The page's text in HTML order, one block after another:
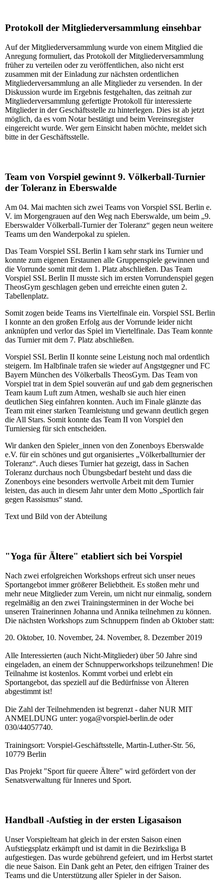
Protokoll der Mitgliederversammlung einsehbar
Auf der Mitgliederversammlung wurde von einem Mitglied die
Anregung formuliert, das Protokoll der Mitgliederversammlung
früher zu verteilen oder zu veröffentlichen, also nicht erst
zusammen mit der Einladung zur nächsten ordentlichen
Mitgliederversammlung an alle Mitglieder zu versenden. In der
Diskussion wurde im Ergebnis festgehalten, das zeitnah zur
Mitgliederversammlung gefertigte Protokoll für interessierte
Mitglieder in der Geschäftsstelle zu hinterlegen. Dies ist ab jetzt
möglich, da es vom Notar bestätigt und beim Vereinsregister
eingereicht wurde. Wer gern Einsicht haben möchte, meldet sich
bitte in der Geschäftsstelle.
Team von Vorspiel gewinnt 9. Völkerball-Turnier
der Toleranz in Eberswalde
Am 04. Mai machten sich zwei Teams von Vorspiel SSL Berlin e.
V. im Morgengrauen auf den Weg nach Eberswalde, um beim „9.
Eberswalder Völkerball-Turnier der Toleranz“ gegen neun weitere
Teams um den Wanderpokal zu spielen.
Das Team Vorspiel SSL Berlin I kam sehr stark ins Turnier und
konnte zum eigenen Erstaunen alle Gruppenspiele gewinnen und
die Vorrunde somit mit dem 1. Platz abschließen. Das Team
Vorspiel SSL Berlin II musste sich im ersten Vorrundenspiel gegen
TheosGym geschlagen geben und erreichte einen guten 2.
Tabellenplatz.
Somit zogen beide Teams ins Viertelfinale ein. Vorspiel SSL Berlin
I konnte an den großen Erfolg aus der Vorrunde leider nicht
anknüpfen und verlor das Spiel im Viertelfinale. Das Team konnte
das Turnier mit dem 7. Platz abschließen.
Vorspiel SSL Berlin II konnte seine Leistung noch mal ordentlich
steigern. Im Halbfinale trafen sie wieder auf Angstgegner und FC
Bayern München des Völkerballs TheosGym. Das Team von
Vorspiel trat in dem Spiel souverän auf und gab dem gegnerischen
Team kaum Luft zum Atmen, weshalb sie auch hier einen
deutlichen Sieg einfahren konnten. Auch im Finale glänzte das
Team mit einer starken Teamleistung und gewann deutlich gegen
die All Stars. Somit konnte das Team II von Vorspiel den
Turniersieg für sich entscheiden.
Wir danken den Spieler_innen von den Zonenboys Eberswalde
e.V. für ein schönes und gut organisiertes „Völkerballturnier der
Toleranz“. Auch dieses Turnier hat gezeigt, dass in Sachen
Toleranz durchaus noch Übungsbedarf besteht und dass die
Zonenboys eine besonders wertvolle Arbeit mit dem Turnier
leisten, das auch in diesem Jahr unter dem Motto „Sportlich fair
gegen Rassismus“ stand.
Text und Bild von der Abteilung
"Yoga für Ältere" etabliert sich bei Vorspiel
Nach zwei erfolgreichen Workshops erfreut sich unser neues
Sportangebot immer größerer Beliebtheit. Es stoßen mehr und
mehr neue Mitglieder zum Verein, um nicht nur einmalig, sondern
regelmäßig an den zwei Trainingsterminen in der Woche bei
unseren Trainerinnen Johanna und Annika teilnehmen zu können.
Die nächsten Workshops zum Schnuppern finden ab Oktober statt:
20. Oktober, 10. November, 24. November, 8. Dezember 2019
Alle Interessierten (auch Nicht-Mitglieder) über 50 Jahre sind
eingeladen, an einem der Schnupperworkshops teilzunehmen! Die
Teilnahme ist kostenlos. Kommt vorbei und erlebt ein
Sportangebot, das speziell auf die Bedürfnisse von Älteren
abgestimmt ist!
Die Zahl der Teilnehmenden ist begrenzt - daher NUR MIT
ANMELDUNG unter: yoga@vorspiel-berlin.de oder
030/44057740.
Trainingsort: Vorspiel-Geschäftsstelle, Martin-Luther-Str. 56,
10779 Berlin
Das Projekt "Sport für queere Ältere" wird gefördert von der
Senatsverwaltung für Inneres und Sport.
Handball -Aufstieg in der ersten Ligasaison
Unser Vorspielteam hat gleich in der ersten Saison einen
Aufstiegsplatz erkämpft und ist damit in die Bezirksliga B
aufgestiegen. Das wurde gebührend gefeiert, und im Herbst startet
die neue Saison. Ein Dank geht an Peter, den eifrigen Trainer des
Teams und die Unterstützung aller Spieler in der Saison.